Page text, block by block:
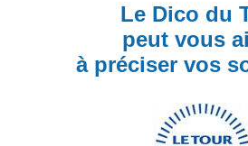
Le Dico du
peut vous
à préciser vos